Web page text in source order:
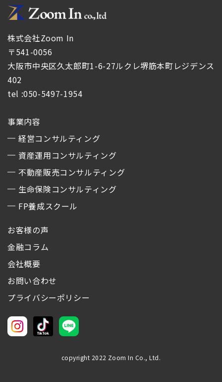
株式会社Zoom In
〒541-0056
大阪市中央区久太郎町1-6-27ルクレ堺筋本町レジデンス
402
tel :050-5497-1954
事業内容
経営コンサルティング
資産運用コンサルティング
不動産販売コンサルティング
生命保険コンサルティング
FP養成スクール
お客様の声
金融コラム
会社概要
お問い合わせ
プライバシーポリシー
copyright 2022 Zoom In Co., Ltd.